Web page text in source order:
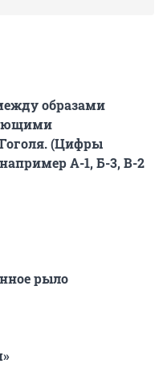
образами
(Цифры
А-1, Б-3, В-2
рыло